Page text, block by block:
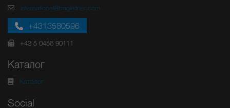
international@hagleitner.com
+4313580596
+43 5 0456 90111
Каталог
Каталог
Social